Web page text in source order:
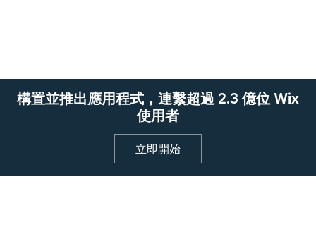
構置並推出應用程式，連繫超過 2.3 億位 Wix
使用者
立即開始